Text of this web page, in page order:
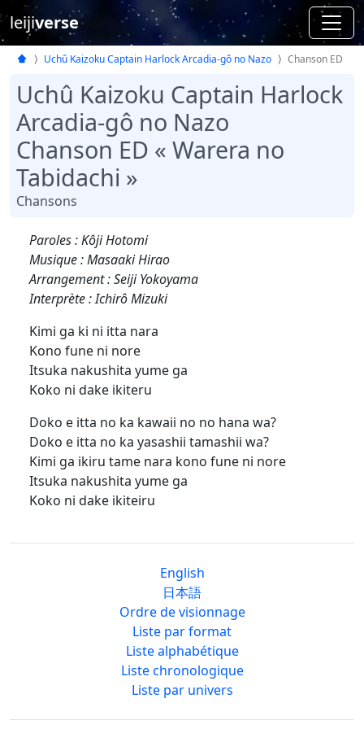
leijiverse
Uchû Kaizoku Captain Harlock Arcadia-gô no Nazo Chanson ED
Uchû Kaizoku Captain Harlock
Arcadia-gô no Nazo
Chanson ED « Warera no
Tabidachi »
Chansons
Paroles : Kôji Hotomi
Musique : Masaaki Hirao
Arrangement : Seiji Yokoyama
Interprète : Ichirô Mizuki
Kimi ga ki ni itta nara
Kono fune ni nore
Itsuka nakushita yume ga
Koko ni dake ikiteru
Doko e itta no ka kawaii no no hana wa?
Doko e itta no ka yasashii tamashii wa?
Kimi ga ikiru tame nara kono fune ni nore
Itsuka nakushita yume ga
Koko ni dake ikiteiru
English
日本語
Ordre de visionnage
Liste par format
Liste alphabétique
Liste chronologique
Liste par univers